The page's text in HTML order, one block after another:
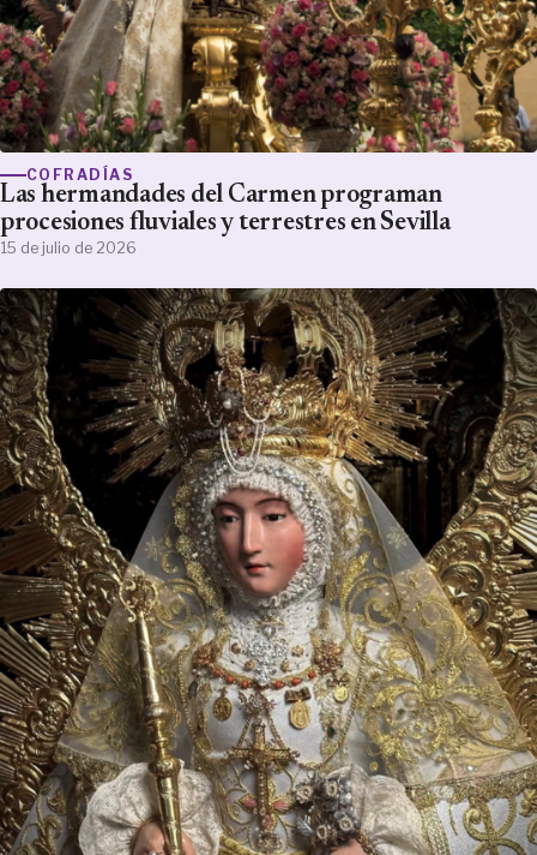
COFRADÍAS
Las hermandades del Carmen programan
procesiones fluviales y terrestres en Sevilla
15 de julio de 2026